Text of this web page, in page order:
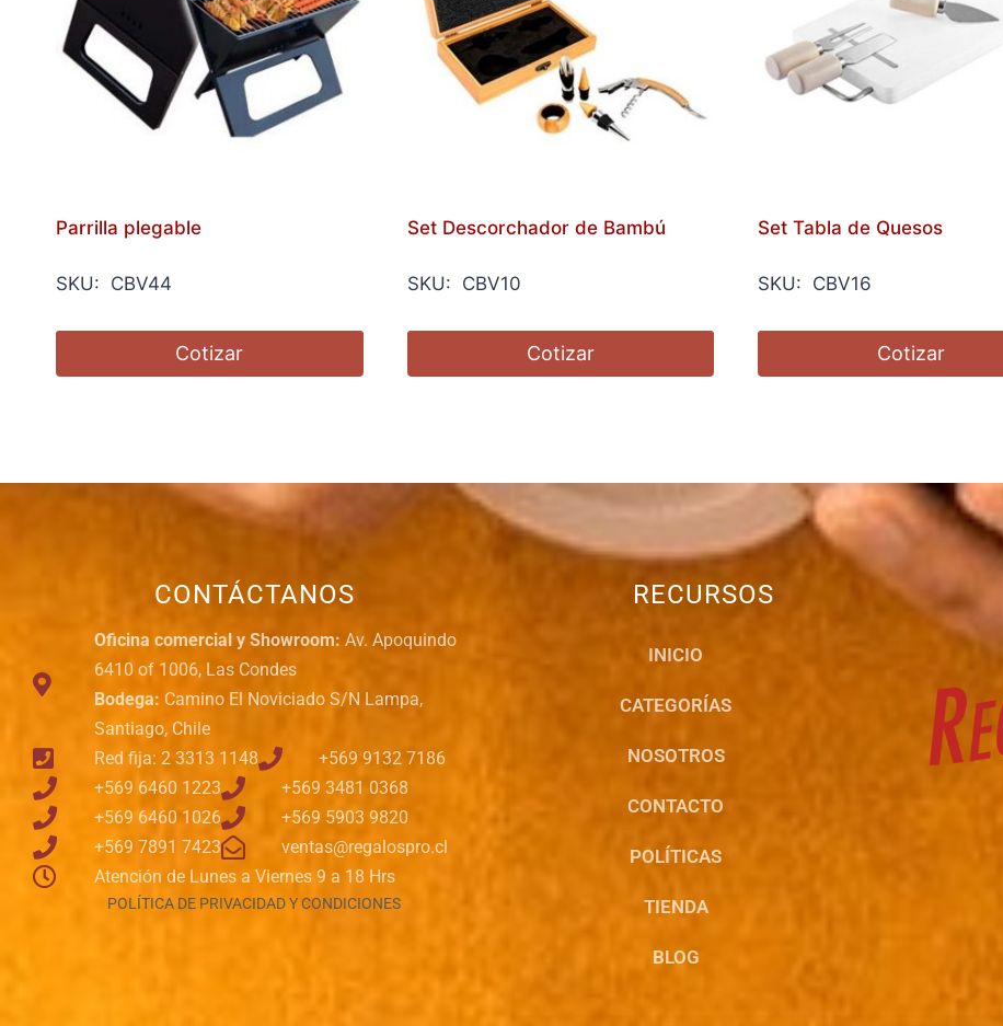
Parrilla plegable
SKU: CBV44
Cotizar
Set Descorchador de Bambú
SKU: CBV10
Cotizar
Set Tabla de Quesos
SKU: CBV16
Cotizar
CONTÁCTANOS
Oficina comercial y Showroom: Av. Apoquindo
6410 of 1006, Las Condes
Bodega: Camino El Noviciado S/N Lampa,
Santiago, Chile
Red fija: 2 3313 1148
+569 9132 7186
+569 6460 1223
+569 3481 0368
+569 6460 1026
+569 5903 9820
+569 7891 7423
ventas@regalospro.cl
Atención de Lunes a Viernes 9 a 18 Hrs
POLÍTICA DE PRIVACIDAD Y CONDICIONES
RECURSOS
INICIO
CATEGORÍAS
NOSOTROS
CONTACTO
POLÍTICAS
TIENDA
BLOG